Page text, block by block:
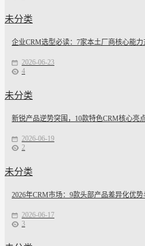
未分类
企业CRM选型必读：7家本土厂商核心能力
2026-06-23
4
未分类
新锐产品逆势突围，10款特色CRM核心亮
2026-06-19
2
未分类
2026年CRM市场：9款头部产品差异化优
2026-06-17
3